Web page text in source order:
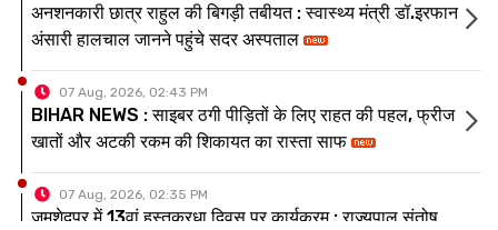
BIHAR NEWS : साइबर ठगी पीड़ितों के लिए राहत की पहल, फ्रीज
खातों और अटकी रकम की शिकायत का रास्ता साफ
07 Aug, 2026, 02:35 PM
जमशेदपुर में 13वां हस्तकरधा दिवस पर कार्यक्रम : राज्यपाल संतोष
गंगवार हुए शामिल,बोले-यह आयोजन लाखों बुनकर परिवारों का सम्मान
है
07 Aug, 2026, 02:10 PM